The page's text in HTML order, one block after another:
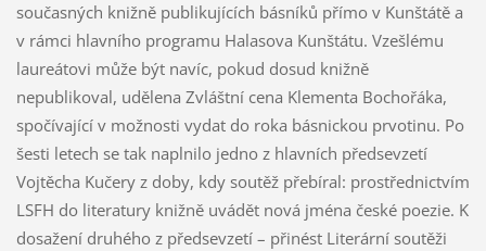
současných knižně publikujících básníků přímo v Kunštátě a
v rámci hlavního programu Halasova Kunštátu. Vzešlému
laureátovi může být navíc, pokud dosud knižně
nepublikoval, udělena Zvláštní cena Klementa Bochořáka,
spočívající v možnosti vydat do roka básnickou prvotinu. Po
šesti letech se tak naplnilo jedno z hlavních předsevzetí
Vojtěcha Kučery z doby, kdy soutěž přebíral: prostřednictvím
LSFH do literatury knižně uvádět nová jména české poezie. K
dosažení druhého z předsevzetí – přinést Literární soutěži